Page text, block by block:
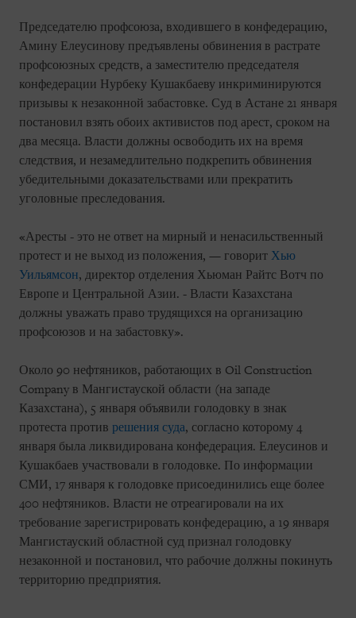
Председателю профсоюза, входившего в конфедерацию,
Амину Елеусинову предъявлены обвинения в растрате
профсоюзных средств, а заместителю председателя
конфедерации Нурбеку Кушакбаеву инкриминируются
призывы к незаконной забастовке. Суд в Астане 21 января
постановил взять обоих активистов под арест, сроком на
два месяца. Власти должны освободить их на время
следствия, и незамедлительно подкрепить обвинения
убедительными доказательствами или прекратить
уголовные преследования.
«Аресты - это не ответ на мирный и ненасильственный
протест и не выход из положения, — говорит Хью
Уильямсон, директор отделения Хьюман Райтс Вотч по
Европе и Центральной Азии. - Власти Казахстана
должны уважать право трудящихся на организацию
профсоюзов и на забастовку».
Около 90 нефтяников, работающих в Oil Construction
Company в Мангистауской области (на западе
Казахстана), 5 января объявили голодовку в знак
протеста против решения суда, согласно которому 4
января была ликвидирована конфедерация. Елеусинов и
Кушакбаев участвовали в голодовке. По информации
СМИ, 17 января к голодовке присоединились еще более
400 нефтяников. Власти не отреагировали на их
требование зарегистрировать конфедерацию, а 19 января
Мангистауский областной суд признал голодовку
незаконной и постановил, что рабочие должны покинуть
территорию предприятия.